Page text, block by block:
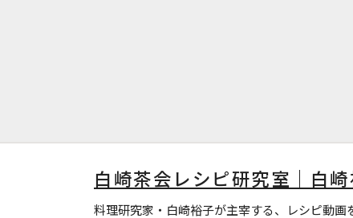
白崎茶会レシピ研究室｜白
料理研究家・白崎裕子が主宰する、レシピ動